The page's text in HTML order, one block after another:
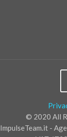
© 2020 All
ImpulseTeam.it -